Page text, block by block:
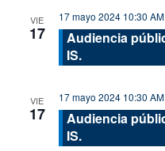
VIE
17
17 mayo 2024 10:30 AM
Audiencia
IS.
VIE
17
17 mayo 2024 10:30 AM
Audiencia
IS.